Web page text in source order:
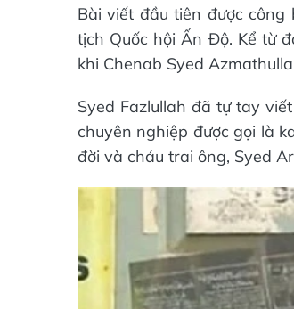
Bài viết đầu tiên được
tịch Quốc hội Ấn Độ. Kể từ
khi Chenab Syed
Syed Fazlullah đã tự tay
chuyên nghiệp được gọi là
đời và cháu trai ông, Syed